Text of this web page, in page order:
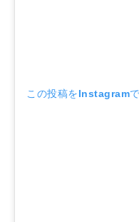
この投稿をInstagram